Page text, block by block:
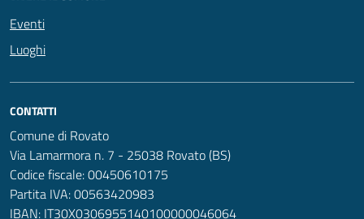
Eventi
Luoghi
CONTATTI
Comune di Rovato
Via Lamarmora n. 7 - 25038 Rovato (BS)
Codice fiscale: 00450610175
Partita IVA: 00563420983
IBAN: IT30X0306955140100000046064